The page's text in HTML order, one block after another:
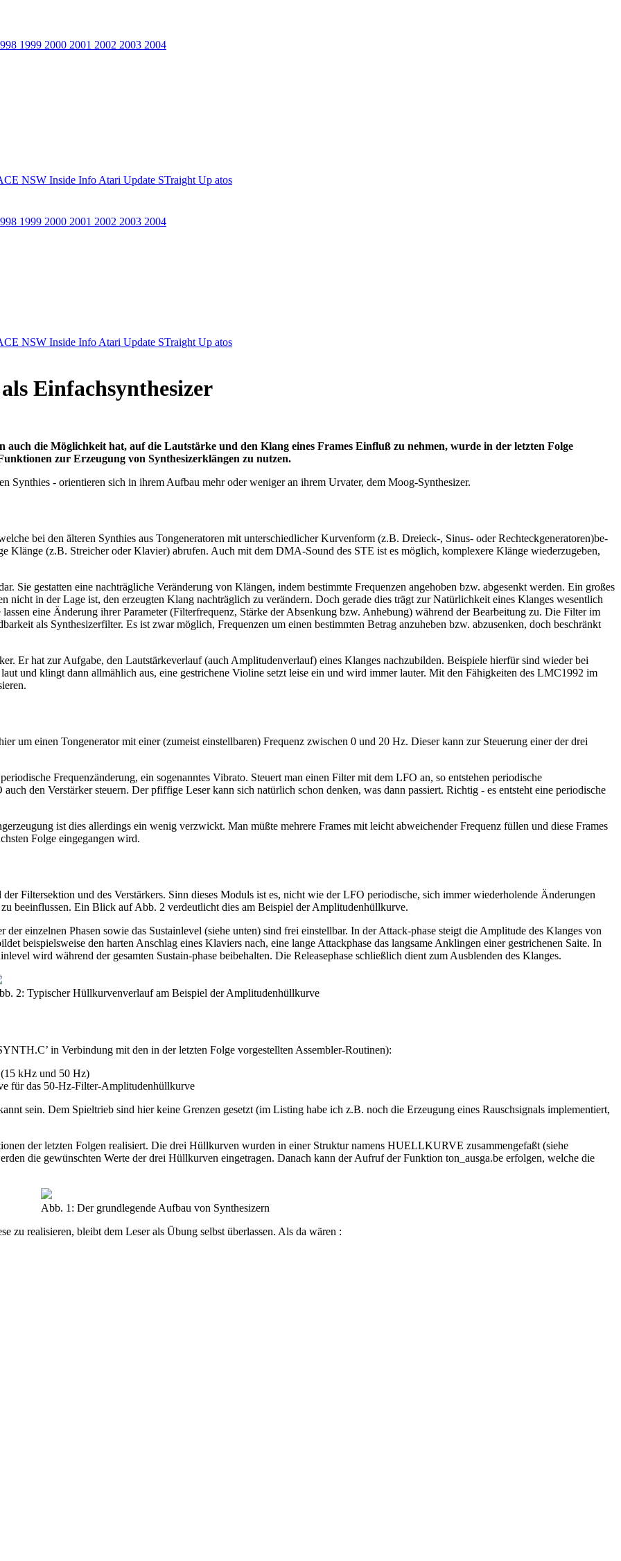
1999 2000 2001 2002 2003 2004
NSW Inside Info Atari Update STraight Up atos
1999 2000 2001 2002 2003 2004
NSW Inside Info Atari Update STraight Up atos
Einfachsynthesizer
die Möglichkeit hat, auf die Lautstärke und den Klang eines Frames Einfluß zu nehmen, wurde in der letzten Folge
zur Erzeugung von Synthesizerklängen zu nutzen.
Synthies - orientieren sich in ihrem Aufbau mehr oder weniger an ihrem Urvater, dem Moog-Synthesizer.
bei den älteren Synthies aus Tongeneratoren mit unterschiedlicher Kurvenform (z.B. Dreieck-, Sinus- oder Rechteckgeneratoren)be-
Klänge (z.B. Streicher oder Klavier) abrufen. Auch mit dem DMA-Sound des STE ist es möglich, komplexere Klänge wiederzugeben,
Sie gestatten eine nachträgliche Veränderung von Klängen, indem bestimmte Frequenzen angehoben bzw. abgesenkt werden. Ein großes
nicht in der Lage ist, den erzeugten Klang nachträglich zu verändern. Doch gerade dies trägt zur Natürlichkeit eines Klanges wesentlich
eine Änderung ihrer Parameter (Filterfrequenz, Stärke der Absenkung bzw. Anhebung) während der Bearbeitung zu. Die Filter im
als Synthesizerfilter. Es ist zwar möglich, Frequenzen um einen bestimmten Betrag anzuheben bzw. abzusenken, doch beschränkt
Er hat zur Aufgabe, den Lautstärkeverlauf (auch Amplitudenverlauf) eines Klanges nachzubilden. Beispiele hierfür sind wieder bei
und klingt dann allmählich aus, eine gestrichene Violine setzt leise ein und wird immer lauter. Mit den Fähigkeiten des LMC1992 im
um einen Tongenerator mit einer (zumeist einstellbaren) Frequenz zwischen 0 und 20 Hz. Dieser kann zur Steuerung einer der drei
Frequenzänderung, ein sogenanntes Vibrato. Steuert man einen Filter mit dem LFO an, so entstehen periodische
den Verstärker steuern. Der pfiffige Leser kann sich natürlich schon denken, was dann passiert. Richtig - es entsteht eine periodische
ist dies allerdings ein wenig verzwickt. Man müßte mehrere Frames mit leicht abweichender Frequenz füllen und diese Frames
Folge eingegangen wird.
Filtersektion und des Verstärkers. Sinn dieses Moduls ist es, nicht wie der LFO periodische, sich immer wiederholende Änderungen
beeinflussen. Ein Blick auf Abb. 2 verdeutlicht dies am Beispiel der Amplitudenhüllkurve.
einzelnen Phasen sowie das Sustainlevel (siehe unten) sind frei einstellbar. In der Attack-phase steigt die Amplitude des Klanges von
beispielsweise den harten Anschlag eines Klaviers nach, eine lange Attackphase das langsame Anklingen einer gestrichenen Saite. In
wird während der gesamten Sustain-phase beibehalten. Die Releasephase schließlich dient zum Ausblenden des Klanges.
2: Typischer Hüllkurvenverlauf am Beispiel der Amplitudenhüllkurve
in Verbindung mit den in der letzten Folge vorgestellten Assembler-Routinen):
kHz und 50 Hz)
für das 50-Hz-Filter-Amplitudenhüllkurve
sein. Dem Spieltrieb sind hier keine Grenzen gesetzt (im Listing habe ich z.B. noch die Erzeugung eines Rauschsignals implementiert,
der letzten Folgen realisiert. Die drei Hüllkurven wurden in einer Struktur namens HUELLKURVE zusammengefaßt (siehe
die gewünschten Werte der drei Hüllkurven eingetragen. Danach kann der Aufruf der Funktion ton_ausga.be erfolgen, welche die
Abb. 1: Der grundlegende Aufbau von Synthesizern
zu realisieren, bleibt dem Leser als Übung selbst überlassen. Als da wären :